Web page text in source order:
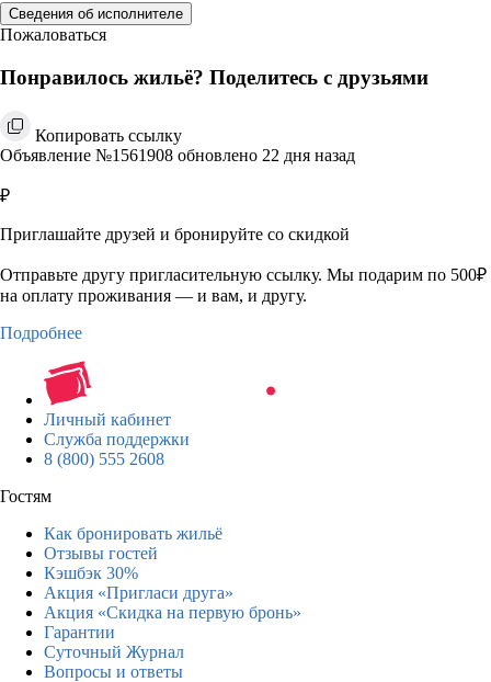
Сведения об исполнителе
Пожаловаться
Понравилось жильё? Поделитесь с друзьями
Копировать ссылку
Объявление №1561908 обновлено 22 дня назад
₽
Приглашайте друзей и бронируйте со скидкой
Отправьте другу пригласительную ссылку. Мы подарим по 500₽
на оплату проживания — и вам, и другу.
Подробнее
Личный кабинет
Служба поддержки
8 (800) 555 2608
Гостям
Как бронировать жильё
Отзывы гостей
Кэшбэк 30%
Акция «Пригласи друга»
Акция «Скидка на первую бронь»
Гарантии
Суточный Журнал
Вопросы и ответы